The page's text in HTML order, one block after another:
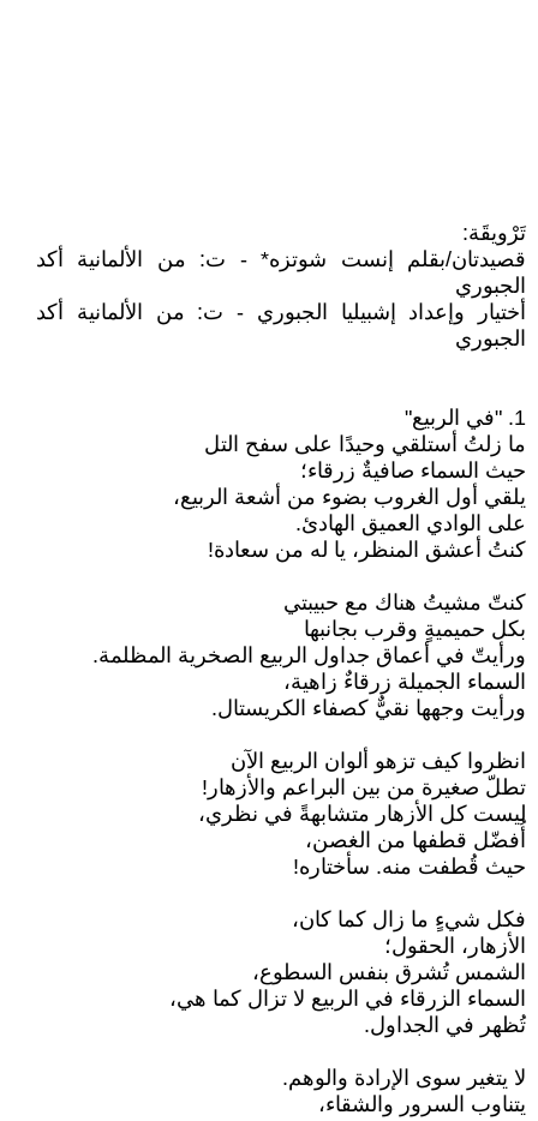
تَرْويقَة:
قصيدتان/بقلم إنست شوتزه* - ت: من الألمانية أكد
الجبوري
أختيار وإعداد إشبيليا الجبوري - ت: من الألمانية أكد
الجبوري
1. "في الربيع"
ما زلتُ أستلقي وحيدًا على سفح التل
حيث السماء صافيةٌ زرقاء؛
يلقي أول الغروب بضوء من أشعة الربيع،
على الوادي العميق الهادئ.
كنتُ أعشق المنظر، يا له من سعادة!
كنتّ مشيتُ هناك مع حبيبتي
بكل حميميةٍ وقرب بجانبها
ورأيتّ في أعماق جداول الربيع الصخرية المظلمة.
السماء الجميلة زرقاءٌ زاهية،
ورأيت وجهها نقيٌّ كصفاء الكريستال.
انظروا كيف تزهو ألوان الربيع الآن
تطلّ صغيرة من بين البراعم والأزهار!
ليست كل الأزهار متشابهةً في نظري،
أُفضّل قطفها من الغصن،
حيث قُطفت منه. سأختاره!
فكل شيءٍ ما زال كما كان،
الأزهار، الحقول؛
الشمس تُشرق بنفس السطوع،
السماء الزرقاء في الربيع لا تزال كما هي،
تُظهر في الجداول.
لا يتغير سوى الإرادة والوهم.
يتناوب السرور والشقاء،